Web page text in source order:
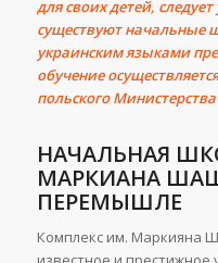
для своих детей,
существуют начальные
украинским языками
обучение
польского
НАЧАЛЬНАЯ
МАРКИАНА
ПЕРЕМЫШЛЕ
Комплекс им. Маркияна